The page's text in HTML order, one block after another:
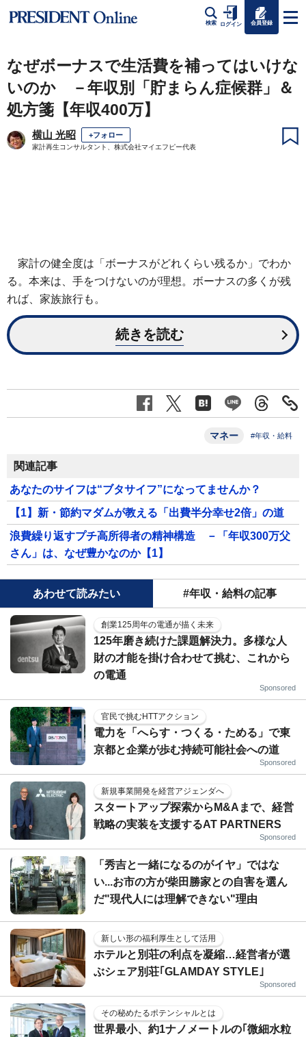
検索 ログイン 会員登録
なぜボーナスで生活費を補ってはいけな
いのか －年収別「貯まらん症候群」＆
処方箋【年収400万】
横山 光昭 +フォロー
家計再生コンサルタント、株式会社マイエフピー代表
家計の健全度は「ボーナスがどれくらい残るか」でわか
る。本来は、手をつけないのが理想。ボーナスの多くが残
れば、家族旅行も。
続きを読む
マネー #年収・給料
関連記事
あなたのサイフは“ブタサイフ”になってませんか？
【1】新・節約マダムが教える「出費半分幸せ2倍」の道
浪費繰り返すプチ高所得者の精神構造 －「年収300万父
さん」は、なぜ豊かなのか【1】
あわせて読みたい #年収・給料の記事
創業125周年の電通が描く未来
125年磨き続けた課題解決力。多様な人
財の才能を掛け合わせて挑む、これから
の電通
Sponsored
官民で挑むHTTアクション
電力を「へらす・つくる・ためる」で東
京都と企業が歩む持続可能社会への道
Sponsored
新規事業開発を経営アジェンダへ
スタートアップ探索からM&Aまで、経営
戦略の実装を支援するAT PARTNERS
Sponsored
「秀吉と一緒になるのがイヤ」ではな
い...お市の方が柴田勝家との自害を選ん
だ"現代人には理解できない"理由
新しい形の福利厚生として活用
ホテルと別荘の利点を凝縮…経営者が選
ぶシェア別荘｢GLAMDAY STYLE｣
Sponsored
その秘めたるポテンシャルとは
世界最小、約1ナノメートルの｢微細水粒